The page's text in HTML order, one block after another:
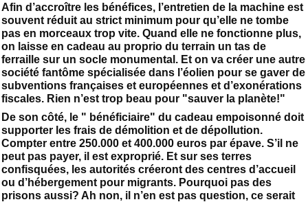
Afin d’accroître les bénéfices, l’entretien de la machine est
souvent réduit au strict minimum pour qu’elle ne tombe
pas en morceaux trop vite. Quand elle ne fonctionne plus,
on laisse en cadeau au proprio du terrain un tas de
ferraille sur un socle monumental. Et on va créer une autre
société fantôme spécialisée dans l’éolien pour se gaver de
subventions françaises et européennes et d’exonérations
fiscales. Rien n’est trop beau pour "sauver la planète!"
De son côté, le " bénéficiaire" du cadeau empoisonné doit
supporter les frais de démolition et de dépollution.
Compter entre 250.000 et 400.000 euros par épave. S’il ne
peut pas payer, il est exproprié. Et sur ses terres
confisquées, les autorités créeront des centres d’accueil
ou d’hébergement pour migrants. Pourquoi pas des
prisons aussi? Ah non, il n’en est pas question, ce serait